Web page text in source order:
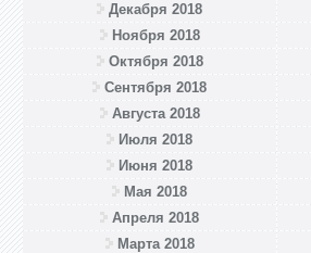
Декабря 2018
Ноября 2018
Октября 2018
Сентября 2018
Августа 2018
Июля 2018
Июня 2018
Мая 2018
Апреля 2018
Марта 2018